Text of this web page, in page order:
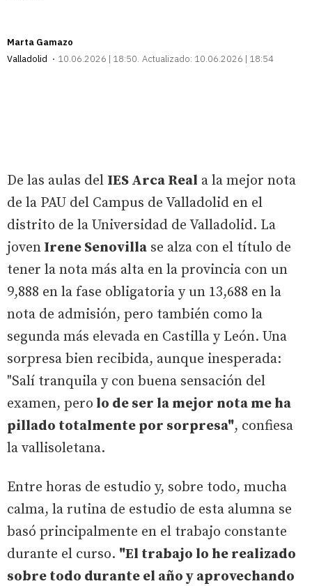
Marta Gamazo
Valladolid
10.06.2026 | 18:50 Actualizado: 10.06.2026 | 18:54
De las aulas del IES Arca Real a la mejor nota
de la PAU del Campus de Valladolid en el
distrito de la Universidad de Valladolid. La
joven Irene Senovilla se alza con el título de
tener la nota más alta en la provincia con un
9,888 en la fase obligatoria y un 13,688 en la
nota de admisión, pero también como la
segunda más elevada en Castilla y León. Una
sorpresa bien recibida, aunque inesperada:
"Salí tranquila y con buena sensación del
examen, pero lo de ser la mejor nota me ha
pillado totalmente por sorpresa", confiesa
la vallisoletana.
Entre horas de estudio y, sobre todo, mucha
calma, la rutina de estudio de esta alumna se
basó principalmente en el trabajo constante
durante el curso. "El trabajo lo he realizado
sobre todo durante el año y aprovechando